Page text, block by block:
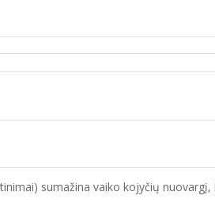
sumažina vaiko kojyčių nuovargį,